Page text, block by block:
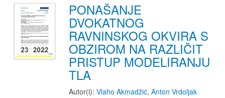
PONAŠANJE
DVOKATNOG
RAVNINSKOG OKVIRA S
OBZIROM NA RAZLIČIT
PRISTUP MODELIRANJU
TLA
Autor(i): Vlaho Akmadžić, Anton Vrdoljak